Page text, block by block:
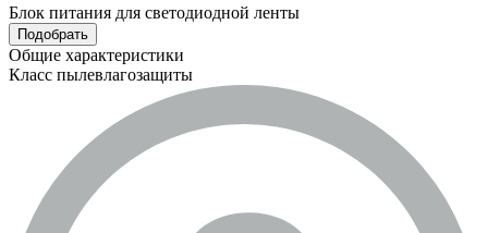
Блок питания для светодиодной ленты
Подобрать
Общие характеристики
Класс пылевлагозащиты